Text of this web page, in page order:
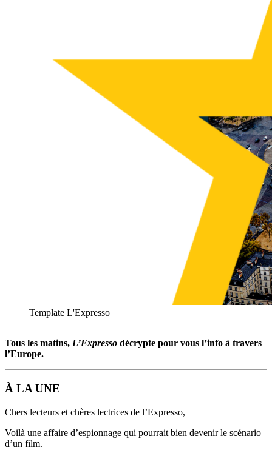
Template L'Expresso
Tous les matins, L’Expresso décrypte pour vous l’info à travers
l’Europe.
À LA UNE
Chers lecteurs et chères lectrices de l’Expresso,
Voilà une affaire d’espionnage qui pourrait bien devenir le scénario
d’un film.